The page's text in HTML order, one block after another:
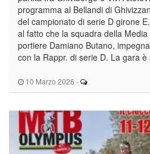
10 Marzo 2026 -
programma al Bellandi di
del campionato di serie D girone
al fatto che la squadra della
portiere Damiano Butano,
con la Rappr. di serie D. La gara